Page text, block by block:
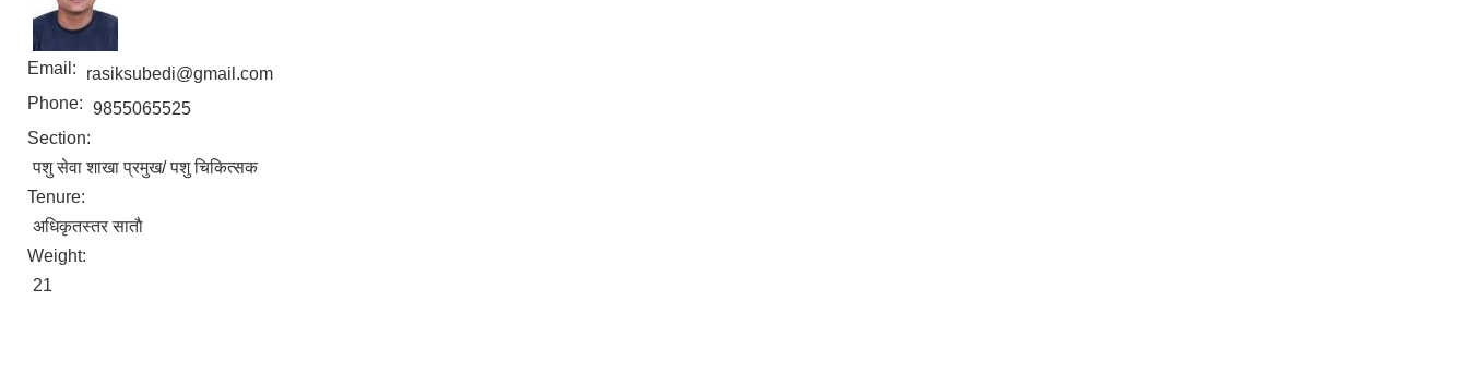
Email:
rasiksubedi@gmail.com
Phone: 9855065525
Section:
पशु सेवा शाखा प्रमुख/ पशु चिकित्सक
Tenure:
अधिकृतस्तर साताै
Weight:
21